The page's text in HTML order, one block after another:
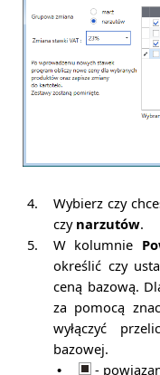
4. Wybierz czy
czy narzutów.
5.
W kolumnie
określić czy
ceną bazową.
za pomocą
wyłączyć
bazowej.
•
-